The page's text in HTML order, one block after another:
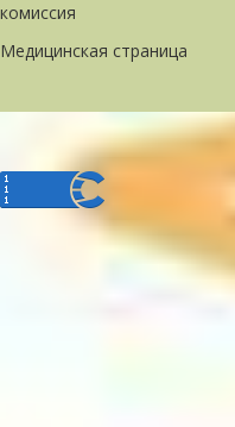
комиссия
Медицинская страница